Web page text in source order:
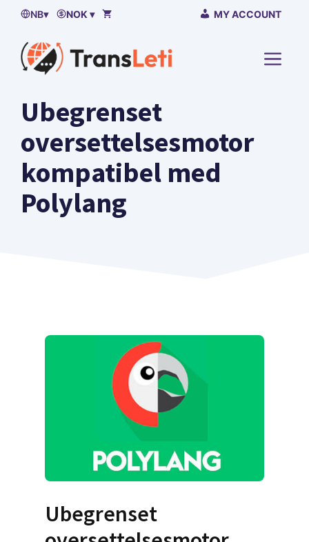
Hopp
Innhold
NB▾ NOK ▾ MY ACCOUNT
MENU
Ubegrenset
oversettelsesmotor
kompatibel med
Polylang
Ubegrenset